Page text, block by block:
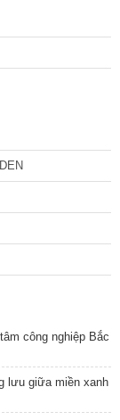
công nghiệp Bắc
lưu giữa miền xanh